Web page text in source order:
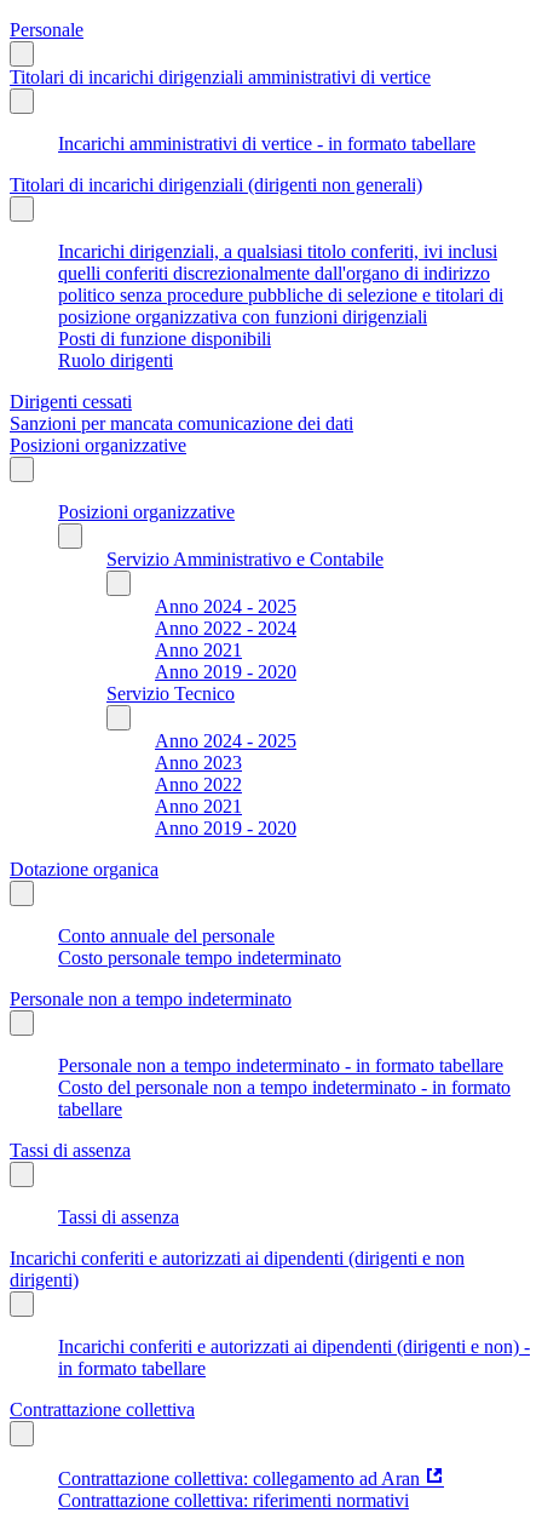
Personale
Titolari di incarichi dirigenziali amministrativi di vertice
Incarichi amministrativi di vertice - in formato tabellare
Titolari di incarichi dirigenziali (dirigenti non generali)
Incarichi dirigenziali, a qualsiasi titolo conferiti, ivi inclusi
quelli conferiti discrezionalmente dall'organo di indirizzo
politico senza procedure pubbliche di selezione e titolari di
posizione organizzativa con funzioni dirigenziali
Posti di funzione disponibili
Ruolo dirigenti
Dirigenti cessati
Sanzioni per mancata comunicazione dei dati
Posizioni organizzative
Posizioni organizzative
Servizio Amministrativo e Contabile
Anno 2024 - 2025
Anno 2022 - 2024
Anno 2021
Anno 2019 - 2020
Servizio Tecnico
Anno 2024 - 2025
Anno 2023
Anno 2022
Anno 2021
Anno 2019 - 2020
Dotazione organica
Conto annuale del personale
Costo personale tempo indeterminato
Personale non a tempo indeterminato
Personale non a tempo indeterminato - in formato tabellare
Costo del personale non a tempo indeterminato - in formato
tabellare
Tassi di assenza
Tassi di assenza
Incarichi conferiti e autorizzati ai dipendenti (dirigenti e non
dirigenti)
Incarichi conferiti e autorizzati ai dipendenti (dirigenti e non) -
in formato tabellare
Contrattazione collettiva
Contrattazione collettiva: collegamento ad Aran
Contrattazione collettiva: riferimenti normativi